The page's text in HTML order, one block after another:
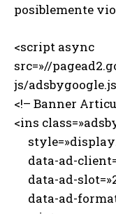
posiblemente
<script async
src=»//
js/
<!– Banner
<ins
data-ad-
data-ad-
data-ad-